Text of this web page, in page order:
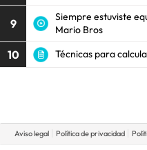
9
Siempre estuviste
Mario Bros
10 Técnicas para
Aviso legal Política de privacidad